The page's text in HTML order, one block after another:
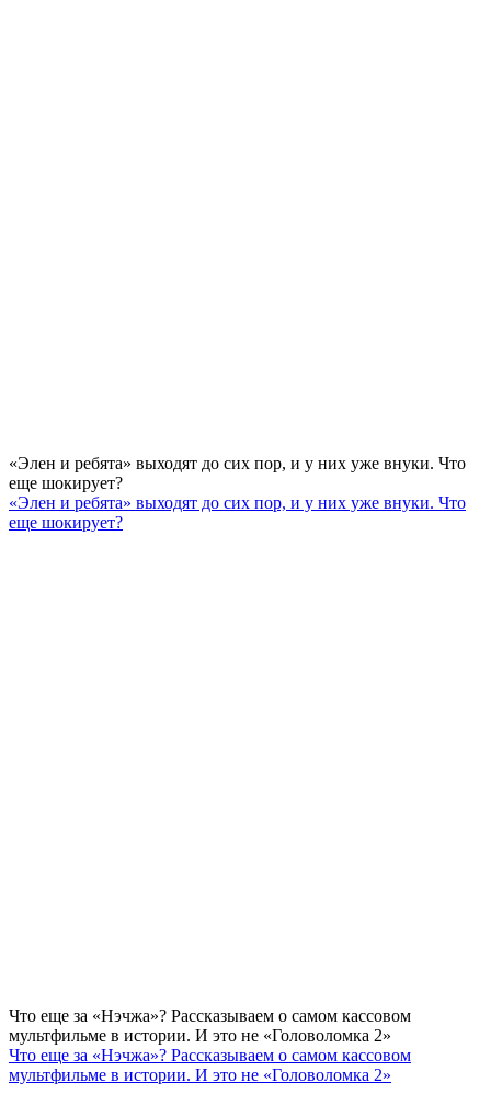
«Элен и ребята» выходят до сих пор, и у них уже внуки. Что
еще шокирует?
«Элен и ребята» выходят до сих пор, и у них уже внуки. Что
еще шокирует?
Что еще за «Нэчжа»? Рассказываем о самом кассовом
мультфильме в истории. И это не «Головоломка 2»
Что еще за «Нэчжа»? Рассказываем о самом кассовом
мультфильме в истории. И это не «Головоломка 2»